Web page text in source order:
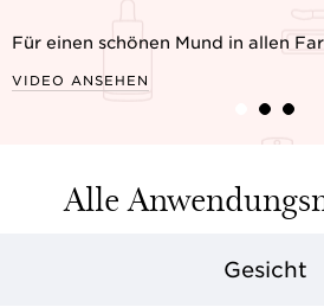
Für einen schönen Mund in allen
VIDEO ANSEHEN
Alle
Gesicht